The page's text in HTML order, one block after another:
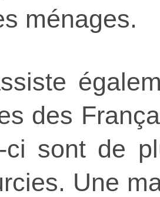
ménages.
des
ci sont de
Une